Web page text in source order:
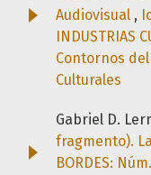
Audiovisual ,
INDUSTRIAS
Contornos
Culturales
Gabriel D.
fragmento).
BORDES: